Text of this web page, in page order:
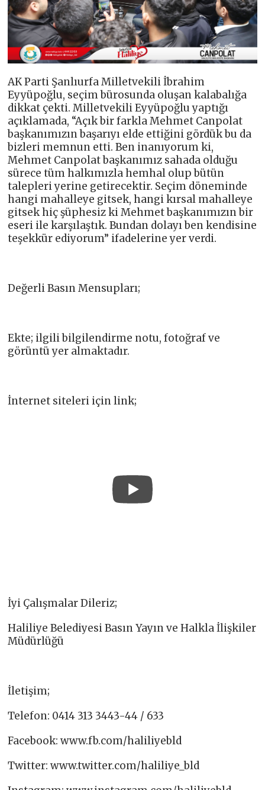
AK Parti Şanlıurfa Milletvekili İbrahim
Eyyüpoğlu, seçim bürosunda oluşan kalabalığa
dikkat çekti. Milletvekili Eyyüpoğlu yaptığı
açıklamada, “Açık bir farkla Mehmet Canpolat
başkanımızın başarıyı elde ettiğini gördük bu da
bizleri memnun etti. Ben inanıyorum ki,
Mehmet Canpolat başkanımız sahada olduğu
sürece tüm halkımızla hemhal olup bütün
talepleri yerine getirecektir. Seçim döneminde
hangi mahalleye gitsek, hangi kırsal mahalleye
gitsek hiç şüphesiz ki Mehmet başkanımızın bir
eseri ile karşılaştık. Bundan dolayı ben kendisine
teşekkür ediyorum” ifadelerine yer verdi.
Değerli Basın Mensupları;
Ekte; ilgili bilgilendirme notu, fotoğraf ve
görüntü yer almaktadır.
İnternet siteleri için link;
İyi Çalışmalar Dileriz;
Haliliye Belediyesi Basın Yayın ve Halkla İlişkiler
Müdürlüğü
İletişim;
Telefon: 0414 313 3443-44 / 633
Facebook: www.fb.com/haliliyebld
Twitter: www.twitter.com/haliliye_bld